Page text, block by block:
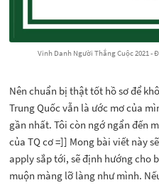
Vinh Danh Người Thắng Cuộc 2021 -
Nên chuẩn bị thật tốt hồ sơ để
Trung Quốc vẫn là ước mơ của
gần nhất. Tôi còn ngớ ngẩn đến
của TQ cơ =]] Mong bài viết này
apply sắp tới, sẽ định hướng cho
muộn màng lỡ làng như mình.